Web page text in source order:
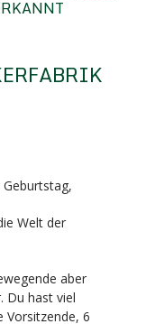
Welt der
aber
Du hast viel
Vorsitzende, 6